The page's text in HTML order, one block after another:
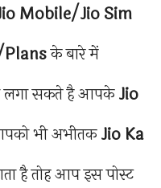
Mobile/Jio Sim
के बारे में
लगा सकते है आपकेJio
भी अभीतकJio Ka
है तोह आप इस पोस्ट